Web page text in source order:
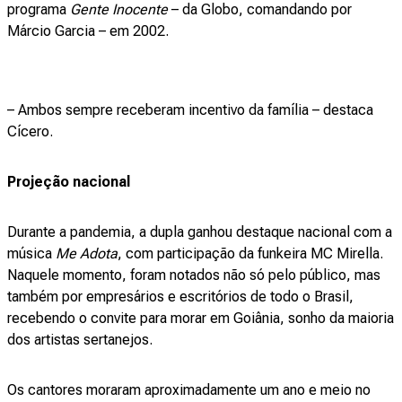
programa Gente Inocente– da Globo, comandando por
Márcio Garcia – em 2002.
– Ambos sempre receberam incentivo da família – destaca
Cícero.
Projeção nacional
Durante a pandemia, a dupla ganhou destaque nacional com a
música Me Adota, com participação da funkeira MC Mirella.
Naquele momento, foram notados não só pelo público, mas
também por empresários e escritórios de todo o Brasil,
recebendo o convite para morar em Goiânia, sonho da maioria
dos artistas sertanejos.
Os cantores moraram aproximadamente um ano e meio no